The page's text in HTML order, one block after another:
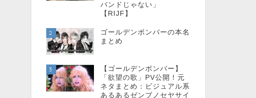
バンドじゃない」
【RIJF】
2
ゴールデンボンバーの本名
まとめ
3
【ゴールデンボンバー】
「欲望の歌」PV公開！元
ネタまとめ：ビジュアル系
あるあるゼンブノセヤサイ